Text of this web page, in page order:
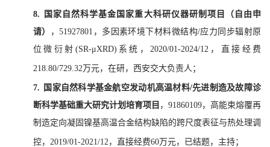
8.
国家自然科学基金国家重大科研仪器研制项目（自由申
请）
，51927801，多因素环境下材料微结构/应力同步辐射原
位微衍射(SR-μXRD)系统，2020/01-2024/12，直接经费
218.80/729.32万元，在研，西安交大负责人；
7.
国家自然科学基金航空发动机高温材料/先进制造及故障诊
断科学基础重大研究计划培育项目 ，91860109，高能束熔覆再
制造定向凝固镍基高温合金结构缺陷的跨尺度表征与热处理调
控，2019/01-2021/12，直接经费60万元，已结题，主持；